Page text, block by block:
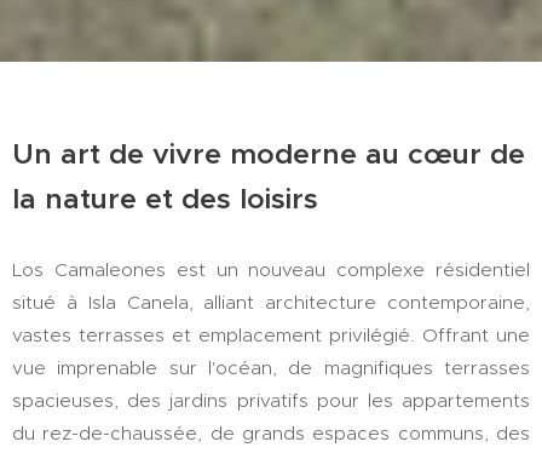
Un art de vivre moderne au cœur de
la nature et des loisirs
Los Camaleones est un nouveau complexe résidentiel
situé à Isla Canela, alliant architecture contemporaine,
vastes terrasses et emplacement privilégié. Offrant une
vue imprenable sur l'océan, de magnifiques terrasses
spacieuses, des jardins privatifs pour les appartements
du rez-de-chaussée, de grands espaces communs, des